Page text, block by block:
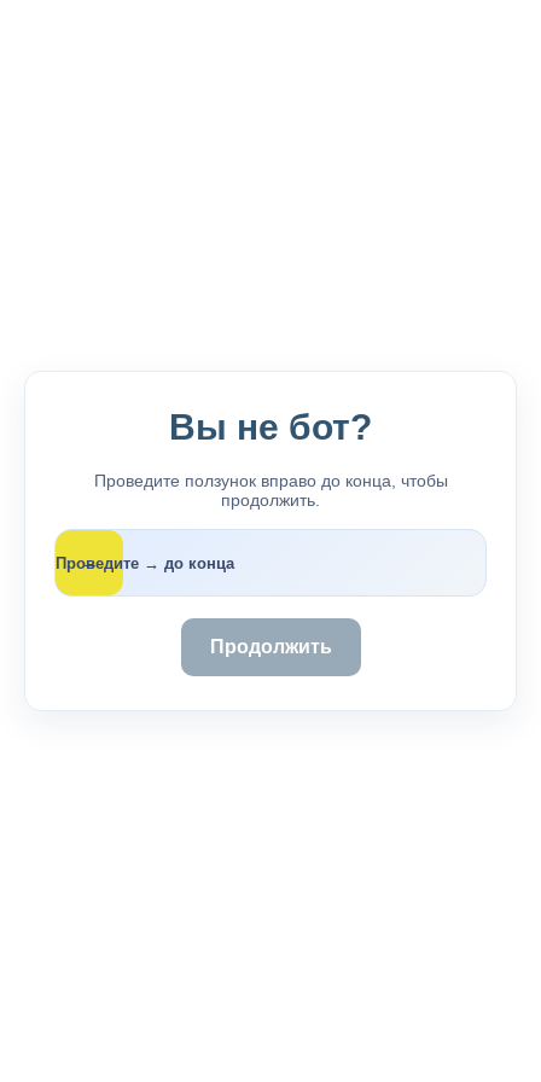
Вы не бот?
Проведите ползунок вправо до конца, чтобы
продолжить.
Проведите → до конца
→
Продолжить